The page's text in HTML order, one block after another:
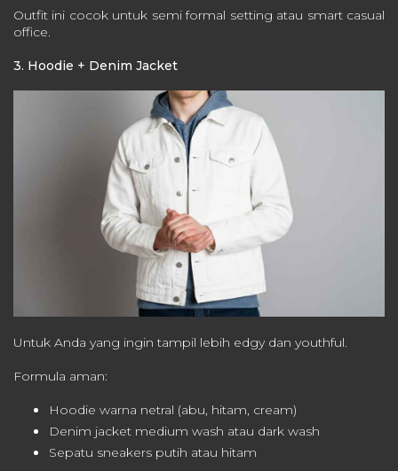
Outfit ini cocok untuk semi formal setting atau smart casual
office.
3. Hoodie + Denim Jacket
Untuk Anda yang ingin tampil lebih edgy dan youthful.
Formula aman:
Hoodie warna netral (abu, hitam, cream)
Denim jacket medium wash atau dark wash
Sepatu sneakers putih atau hitam